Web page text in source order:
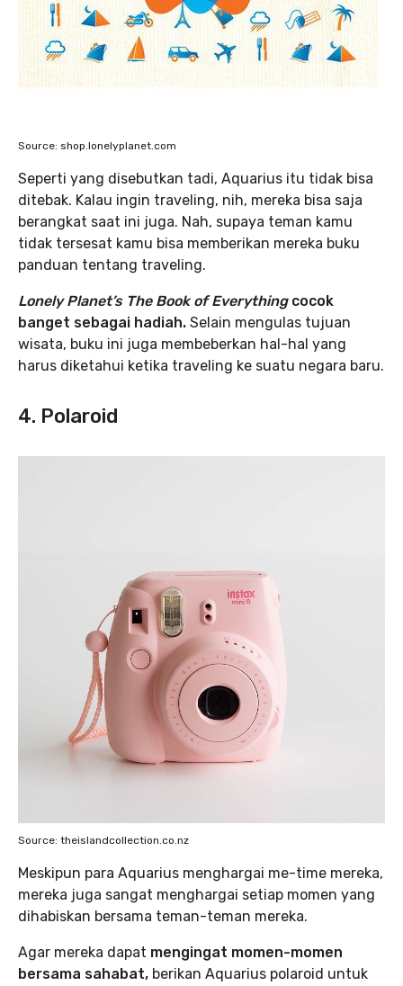
Source: shop.lonelyplanet.com
Seperti yang disebutkan tadi, Aquarius itu tidak bisa
ditebak. Kalau ingin traveling, nih, mereka bisa saja
berangkat saat ini juga. Nah, supaya teman kamu
tidak tersesat kamu bisa memberikan mereka buku
panduan tentang traveling.
Lonely Planet’s The Book of Everythingcocok
banget sebagai hadiah. Selain mengulas tujuan
wisata, buku ini juga membeberkan hal-hal yang
harus diketahui ketika traveling ke suatu negara baru.
4. Polaroid
Source: theislandcollection.co.nz
Meskipun para Aquarius menghargai me-time mereka,
mereka juga sangat menghargai setiap momen yang
dihabiskan bersama teman-teman mereka.
Agar mereka dapat mengingat momen-momen
bersama sahabat, berikan Aquarius polaroid untuk